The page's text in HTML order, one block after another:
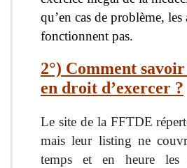
qu’en cas de problème, les
fonctionnent pas.
2°) Comment
en droit d’exercer ?
Le site de la FFTDE
mais leur listing ne
temps et en heure les